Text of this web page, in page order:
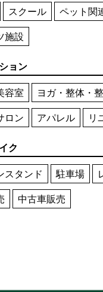
スクール ペット関
施設
ョン
容室
ヨガ・整体・
ロン
アパレル リ
ク
スタンド
駐車場
中古車販売